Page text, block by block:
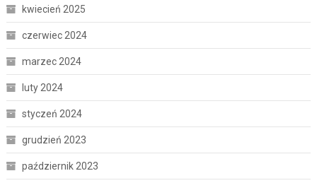
kwiecień 2025
czerwiec 2024
marzec 2024
luty 2024
styczeń 2024
grudzień 2023
październik 2023